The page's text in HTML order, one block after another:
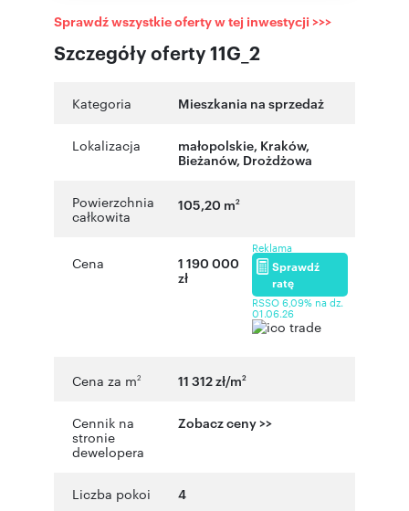
Szczegóły oferty 11G_2
Sprawdź wszystkie oferty w tej inwestycji >>>
Kategoria Mieszkania na sprzedaż
Lokalizacja małopolskie, Kraków,
Bieżanów, Drożdżowa
Powierzchnia
całkowita
105,20 m2
Cena
1 190 000
zł
Reklama
Sprawdź
ratę
RSSO 6,09% na dz.
01.06.26
Cena za m2 11 312 zł/m2
Cennik na
stronie
dewelopera
Zobacz ceny >>
Liczba pokoi 4